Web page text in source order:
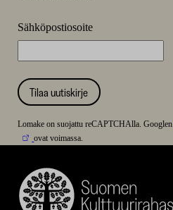
Sähköpostiosoite
Tilaa uutiskirje
Lomake on suojattu reCAPTCHAlla. Googlen
ovat voimassa.
Suomen